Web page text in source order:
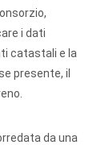
i dati
catastali e la
presente, il
da una